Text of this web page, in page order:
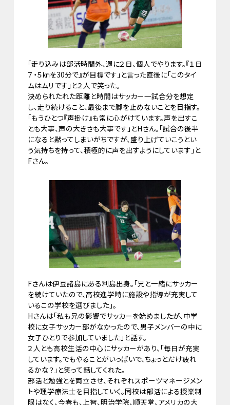
「走り込みは部活時間外、週に２日、個人でやります。『１日
７・５㎞を30分で』が目標です」と言った直後に「このタイ
ムはムリです」と２人で笑った。
決められたれた距離と時間はサッカー一試合分を想定
し、走り続けること、最後まで脚を止めないことを目指す。
「もうひとつ『声掛け』も常に心がけています。声を出すこ
とも大事、声の大きさも大事です」とHさん。「試合の後半
になると黙ってしまいがちですが、盛り上げていこうとい
う気持ちを持って、積極的に声を出すようにしています」と
Fさん。
Fさんは伊豆諸島にある利島出身。「兄と一緒にサッカー
を続けていたので、高校進学時に施設や指導が充実して
いるこの学校を選びました」。
Hさんは「私も兄の影響でサッカーを始めましたが、中学
校に女子サッカー部がなかったので、男子メンバーの中に
女子ひとりで参加していました」と話す。
２人とも高校生活の中心にサッカーがあり、「毎日が充実
しています。でもやることがいっぱいで、ちょっとだけ疲れ
るかな？」と笑って話してくれた。
部活と勉強とを両立させ、それぞれスポーツマネージメン
トや理学療法士を目指していく。同校は部活による授業制
限はなく、今春も、上智、明治学院、順天堂、アメリカの大